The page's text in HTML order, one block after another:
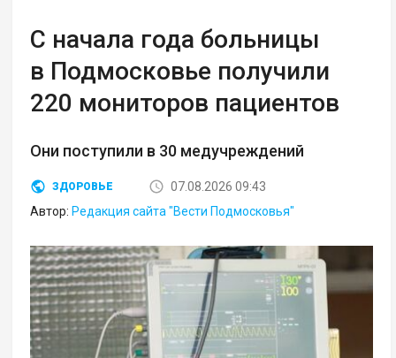
С начала года больницы
в Подмосковье получили
220 мониторов пациентов
Они поступили в 30 медучреждений
ЗДОРОВЬЕ
07.08.2026 09:43
Автор: Редакция сайта "Вести Подмосковья"